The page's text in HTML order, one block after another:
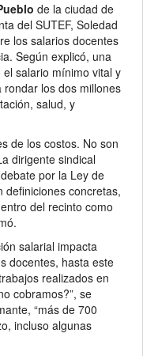
de la ciudad de
del SUTEF, Soledad
los salarios docentes
Según explicó, una
salario mínimo vital y
los dos millones
salud, y
de los costos. No son
dirigente sindical
por la Ley de
definiciones concretas,
del recinto como
salarial impacta
docentes, hasta este
realizados en
cobramos?”, se
“más de 700
incluso algunas